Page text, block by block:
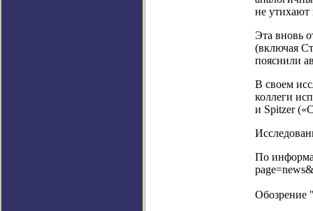
не утихают
Эта вновь
(включая
пояснили
В своем
коллеги
и Spitzer
По
Обозрение